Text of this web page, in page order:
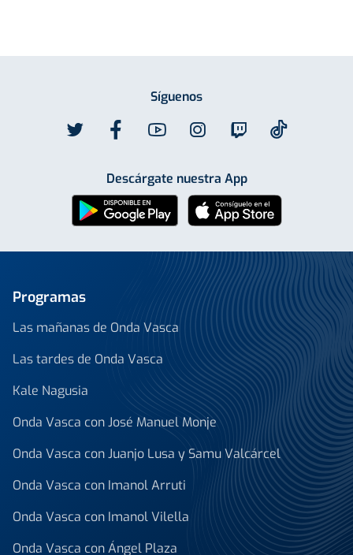
Síguenos
Descárgate nuestra App
Programas
Las mañanas de Onda Vasca
Las tardes de Onda Vasca
Kale Nagusia
Onda Vasca con José Manuel Monje
Onda Vasca con Juanjo Lusa y Samu Valcárcel
Onda Vasca con Imanol Arruti
Onda Vasca con Imanol Vilella
Onda Vasca con Ángel Plaza